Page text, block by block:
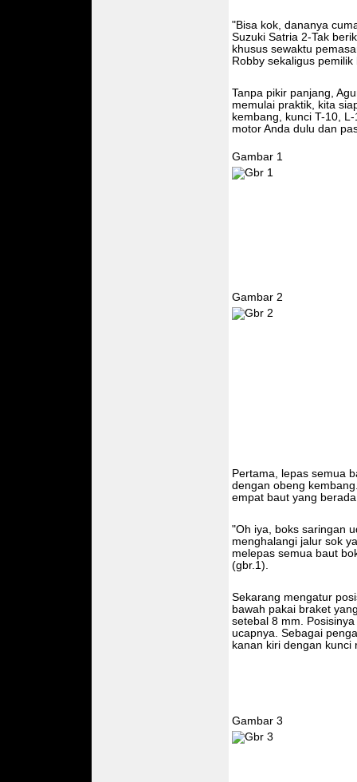
"Bisa kok, dananya
Suzuki Satria 2-Tak
khusus sewaktu
Robby sekaligus
Tanpa pikir panjang,
memulai praktik, kita
kembang, kunci T-10,
motor Anda dulu dan
Gambar 1
Gambar 2
Pertama, lepas semua
dengan obeng
empat baut yang
"Oh iya, boks saringan
menghalangi jalur sok
melepas semua baut
(gbr.1).
Sekarang mengatur
bawah pakai braket
setebal 8 mm.
ucapnya. Sebagai
kanan kiri dengan kunci
Gambar 3